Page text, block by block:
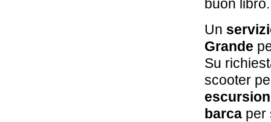
buon libro.
Un
Grande
Su
scooter
barca per